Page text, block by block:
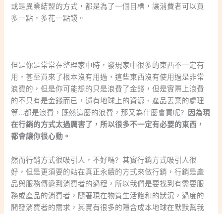
或是異業結盟的方式，都是為了一個目標，讓消費者可以買
多一點，多花一點錢。
但是你是常常在整理家中時，發現家中很多的東西不一定有
用，甚至買來了根本沒有用過，這些東西沒有使用過是非常
浪費的，但是你可能想的只是浪費了金錢，但是實際上浪費
的不只有是金錢而已，還有地球上的資源、產品丟棄的處理
等…都是浪費，既然這麼的浪費，那又為什麼會買呢? 因為現
在行銷的方式太過厲害了，所以很多不一定有必要的東西，
都會讓你很心動。
然而行銷方式很吸引人，不好嗎? 其實行銷方式吸引人很
好，但是更須要的站在真正永續的方式來做行銷，行銷是產
品與服務傳遞到消費者的過程，所以我們是要找到有需要服
務或產品的消費者，隨著現在物質生活飽和的狀況，過度的
開發消費者的需求，其實有很多的隱含成本地球在默默幫我